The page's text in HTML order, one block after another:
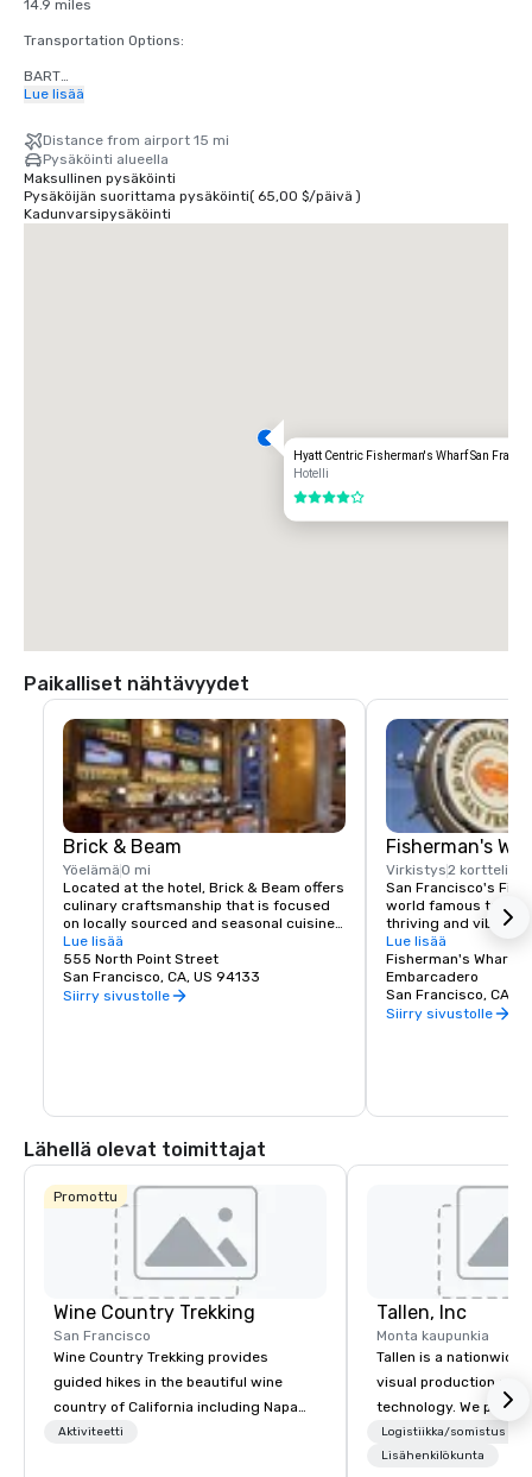
14.9 miles
Transportation Options:
BART
Adults
STREETCAR
Hours: Mon to Fri - 4am to midnight, Saturday - 6am to midnight,
Sunday - 8am to midnight.
Free
Lue lisää
Distance from airport 15 mi
Pysäköinti alueella
Maksullinen pysäköinti
Pysäköijän suorittama pysäköinti( 65,00 $/päivä )
Kadunvarsipysäköinti
Hyatt Centric Fisherman's Wharf San
Hotelli
4 / 5
Paikalliset nähtävyydet
Brick & Beam
Yöelämä 0 mi
Located at the hotel, Brick & Beam offers
culinary craftsmanship that is focused
on locally sourced and seasonal cuisine.
Our Seafood Watch program is a fresh
approach to sustainable food, which
includes a responsible menu of carefully
sourced and selected local foods. From
Lue lisää
555 North Point Street
San Francisco, CA, US 94133
Siirry sivustolle
Fisherman's
Virkistys2 korttelia
San Francisco's
world famous
thriving and vibrant
and commercial
class dining,
endless
Wharf is truly the
Francisco
Lue lisää
Fisherman's Wharf
Embarcadero
San Francisco, CA,
Siirry sivustolle
Lähellä olevat toimittajat
Promottu
Wine Country Trekking
San Francisco
Wine Country Trekking provides
guided hikes in the beautiful wine
country of California including Napa
and Sonoma Valleys. These
Aktiviteetti
Tallen, Inc
Monta kaupunkia
Tallen is a nationwide
visual production and
technology. We
solutions — from
state-of-the-art
Logistiikka/somistus
Lisähenkilökunta